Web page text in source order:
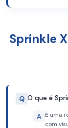
Sprinkle
Q O que é
A É uma
com